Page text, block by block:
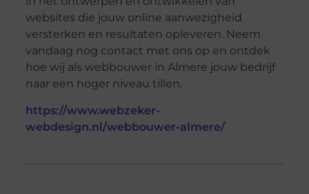
websites die jouw online aanwezigheid
versterken en resultaten opleveren. Neem
vandaag nog contact met ons op en ontdek
hoe wij als webbouwer in Almere jouw bedrijf
naar een hoger niveau tillen.
https://www.webzeker-
webdesign.nl/webbouwer-almere/